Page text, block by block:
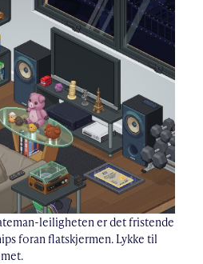
leiligheten er det fristende
foran flatskjermen. Lykke til